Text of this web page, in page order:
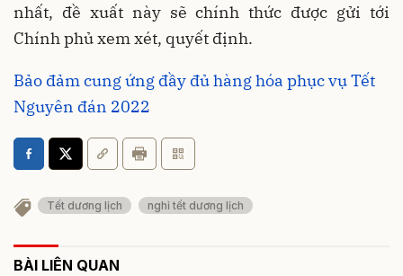
nhất, đề xuất này sẽ chính thức được gửi tới
Chính phủ xem xét, quyết định.
Bảo đảm cung ứng đầy đủ hàng hóa phục vụ Tết
Nguyên đán 2022
Tết dương lịch nghỉ tết dương lịch
BÀI LIÊN QUAN